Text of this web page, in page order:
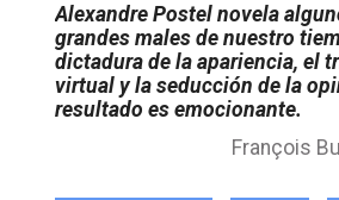
Alexandre Postel novela
grandes males de nuestro
dictadura de la apariencia, el
virtual y la seducción de la
resultado es emocionante.
François